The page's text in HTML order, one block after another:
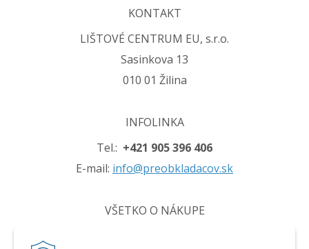
KONTAKT
LIŠTOVÉ CENTRUM EU, s.r.o.
Sasinkova 13
010 01 Žilina
INFOLINKA
Tel.: +421 905 396 406
E-mail: info@preobkladacov.sk
VŠETKO O NÁKUPE